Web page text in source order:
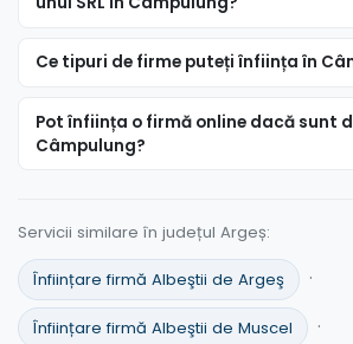
Ce tipuri de firme puteți înființa în
Pot înființa o firmă online dacă sunt
Câmpulung?
Servicii similare în județul Argeș:
Înființare firmă Albeştii de Argeş ·
Înființare firmă Albeştii de Muscel ·